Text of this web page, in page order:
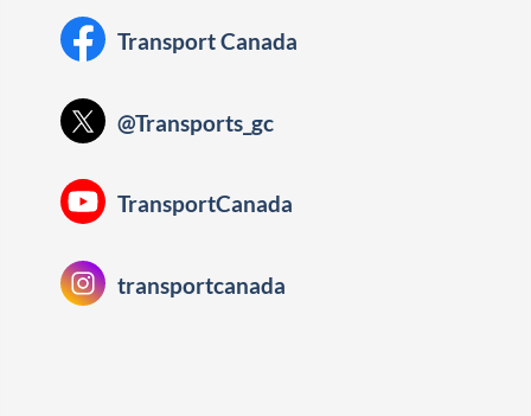
Facebook:Transport Canada
X: @Transports_gc
Youtube:TransportCanada
Instagram:transportcanada